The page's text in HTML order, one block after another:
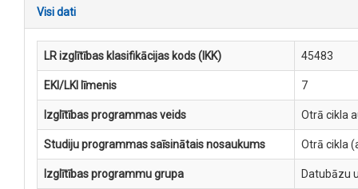
Visi dati
LR izglītības klasifikācijas kods (IKK) 45483
EKI/LKI līmenis 7
Izglītības programmas veids Otrā cikla
Studiju programmas saīsinātais nosaukums Otrā cikla
Izglītības programmu grupa Datubāzu